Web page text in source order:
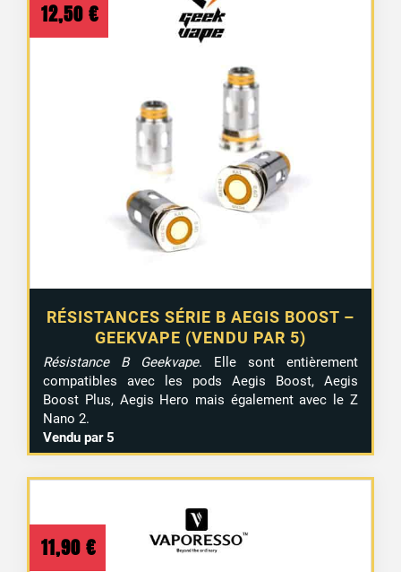
RÉSISTANCES SÉRIE B AEGIS BOOST –
GEEKVAPE (VENDU PAR 5)
12,50 €
Résistance B Geekvape. Elle sont entièrement
compatibles avec les pods Aegis Boost, Aegis
Boost Plus, Aegis Hero mais également avec le Z
Nano 2.
Vendu par 5
11,90 €